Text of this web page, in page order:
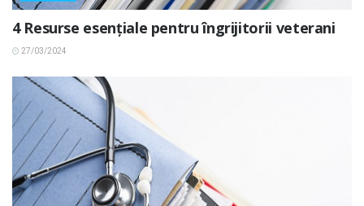
4 Resurse esențiale pentru îngrijitorii veterani
27/03/2024